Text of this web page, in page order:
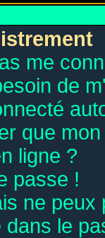
me
de
que
ligne ?
passe !
ne peux
le